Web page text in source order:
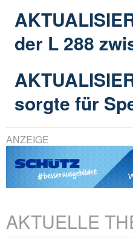
der L 288
sorgte für
ANZEIGE
AKTUELLE